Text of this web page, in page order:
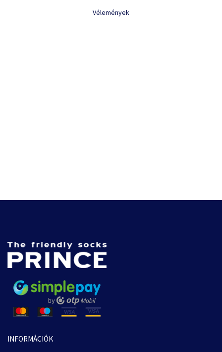
Vélemények
INFORMÁCIÓK